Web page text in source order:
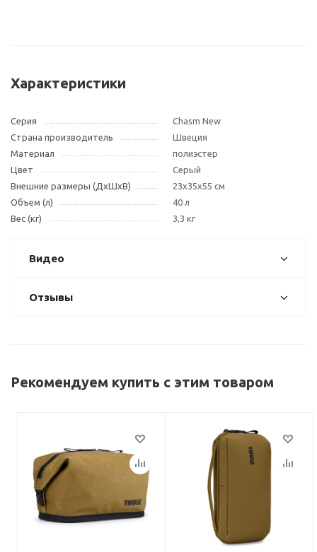
Характеристики
Серия
Chasm New
Страна производитель
Швеция
Материал
полиэстер
Цвет
Cерый
Внешние размеры (ДxШxВ)
23x35x55 см
Объем (л)
40 л
Вес (кг)
3,3 кг
Видео
Отзывы
Рекомендуем купить с этим товаром